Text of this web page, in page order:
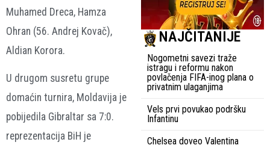
Muhamed Dreca, Hamza
Ohran (56. Andrej Kovač),
Aldian Korora.
U drugom susretu grupe
domaćin turnira, Moldavija je
pobijedila Gibraltar sa 7:0.
reprezentacija BiH je
NAJČITANIJE
Nogometni savezi traže
istragu i reformu nakon
povlačenja FIFA-inog plana o
privatnim ulaganjima
Vels prvi povukao podršku
Infantinu
Chelsea doveo Valentina